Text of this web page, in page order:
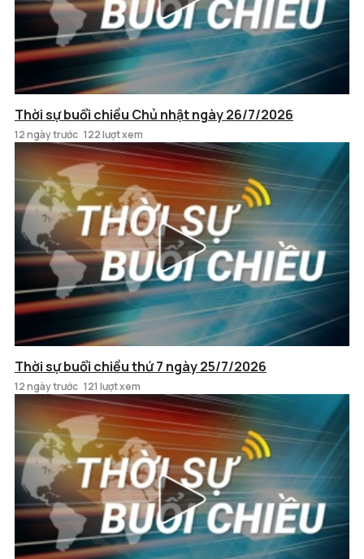
Thời sự buổi chiều Chủ nhật ngày 26/7/2026
12 ngày trước 122 lượt xem
Thời sự buổi chiều thứ 7 ngày 25/7/2026
12 ngày trước 121 lượt xem